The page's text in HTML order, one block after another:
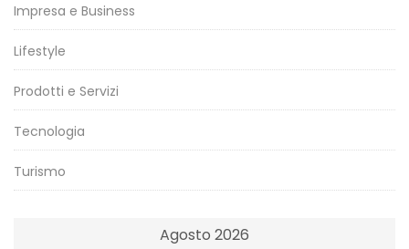
Impresa e Business
Lifestyle
Prodotti e Servizi
Tecnologia
Turismo
Agosto 2026